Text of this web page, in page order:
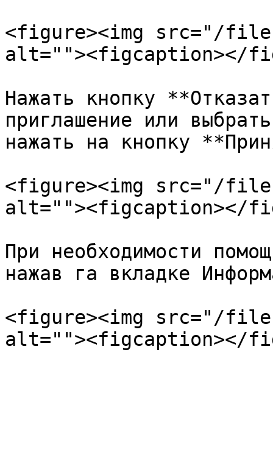
<figure><img src="/files/
alt=""><figcaption></
Нажать кнопку
приглашение или
нажать на кнопку
<figure><img src="/files/
alt=""><figcaption></
При необходимости
нажав га вкладке
<figure><img src="/files/